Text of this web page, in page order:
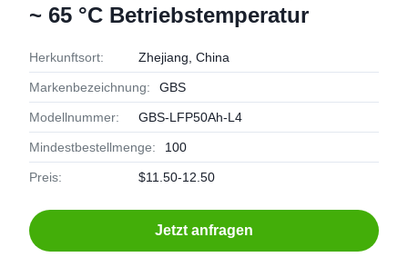
~ 65 °C Betriebstemperatur
Herkunftsort: Zhejiang, China
Markenbezeichnung: GBS
Modellnummer: GBS-LFP50Ah-L4
Mindestbestellmenge: 100
Preis: $11.50-12.50
Jetzt anfragen